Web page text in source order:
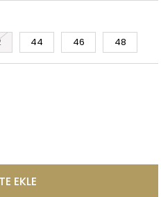
44 46 48